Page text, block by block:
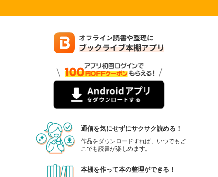
通信を気にせずにサクサク読める！
作品をダウンロードすれば、いつでもど
こでも読書が楽しめます。
本棚を作って本の整理ができる！